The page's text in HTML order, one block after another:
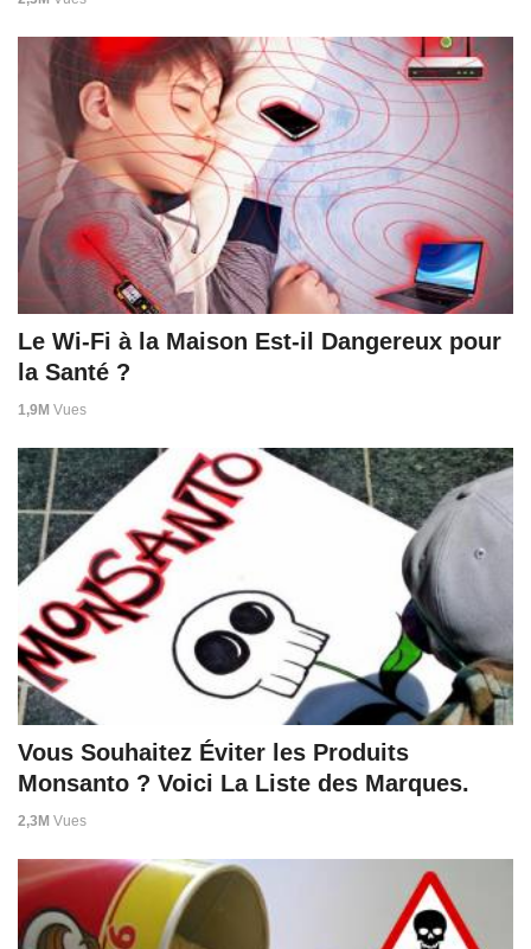
Le Wi-Fi à la Maison Est-il Dangereux pour
la Santé ?
1,9M Vues
Vous Souhaitez Éviter les Produits
Monsanto ? Voici La Liste des Marques.
2,3M Vues